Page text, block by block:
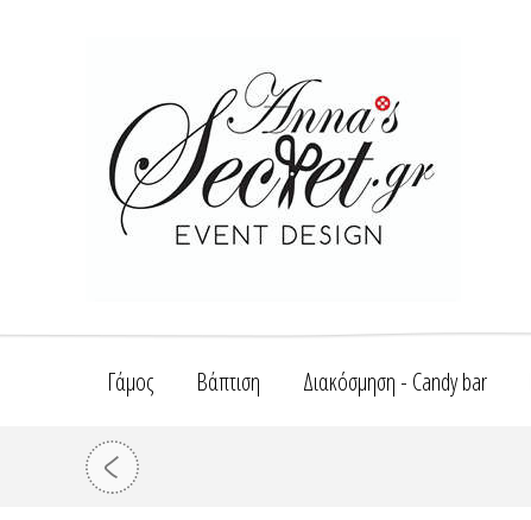
Γάμος Βάπτιση Διακόσμηση - Candy bar